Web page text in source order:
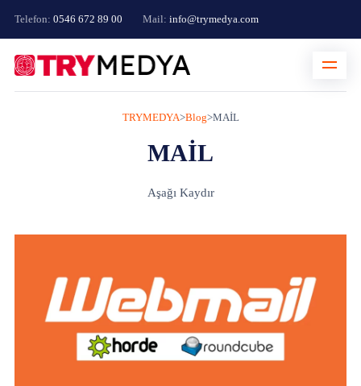
Telefon: 0546 672 89 00 Mail: info@trymedya.com
TRYMEDYA>Blog>MAİL
MAİL
Aşağı Kaydır